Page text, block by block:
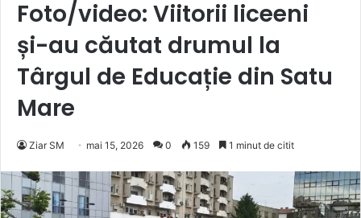
Foto/video: Viitorii liceeni
și-au căutat drumul la
Târgul de Educație din Satu
Mare
Ziar SM mai 15, 2026 0 159 1 minut de citit